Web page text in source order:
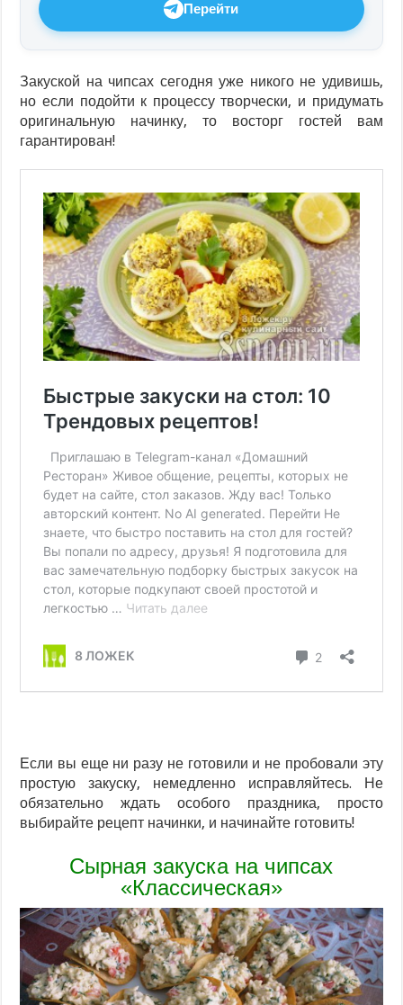
Перейти
Закуской на чипсах сегодня уже никого не удивишь,
но если подойти к процессу творчески, и придумать
оригинальную начинку, то восторг гостей вам
гарантирован!
Если вы еще ни разу не готовили и не пробовали эту
простую закуску, немедленно исправляйтесь. Не
обязательно ждать особого праздника, просто
выбирайте рецепт начинки, и начинайте готовить!
Сырная закуска на чипсах
«Классическая»